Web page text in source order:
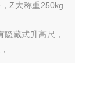
Z大称重250kg
藏式升高尺，